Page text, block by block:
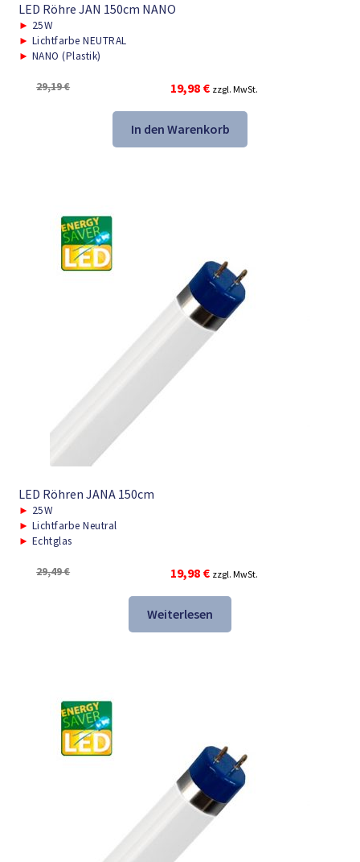
LED Röhre JAN 150cm NANO
► 25W
► Lichtfarbe NEUTRAL
► NANO (Plastik)
29,19€
Ursprünglicher
Preis
war:
29,19 €
19,98 €Aktueller
Preis
ist:
19,98 €.
zzgl. MwSt.
In den Warenkorb
LED Röhren JANA 150cm
► 25W
► Lichtfarbe Neutral
► Echtglas
29,49€
Ursprünglicher
Preis
war:
29,49 €
19,98 €Aktueller
Preis
ist:
19,98 €.
zzgl. MwSt.
Weiterlesen